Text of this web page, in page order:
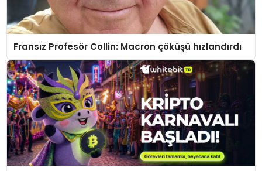
Fransız Profesör Collin: Macron çöküşü hızlandırdı